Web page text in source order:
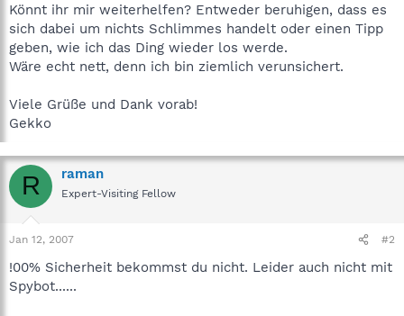
Könnt ihr mir weiterhelfen? Entweder beruhigen, dass es
sich dabei um nichts Schlimmes handelt oder einen Tipp
geben, wie ich das Ding wieder los werde.
Wäre echt nett, denn ich bin ziemlich verunsichert.
Viele Grüße und Dank vorab!
Gekko
R raman
Expert-Visiting Fellow
Jan 12, 2007 #2
!00% Sicherheit bekommst du nicht. Leider auch nicht mit
Spybot......